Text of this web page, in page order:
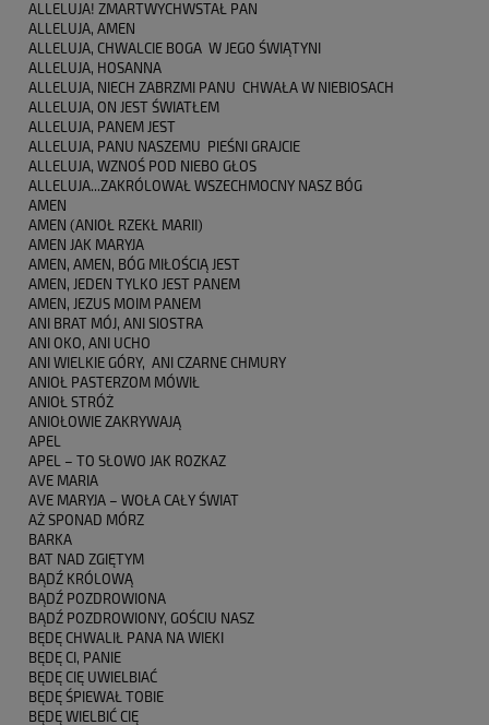
ALLELUJA! ZMARTWYCHWSTAŁ PAN
ALLELUJA, AMEN
ALLELUJA, CHWALCIE BOGA W JEGO ŚWIĄTYNI
ALLELUJA, HOSANNA
ALLELUJA, NIECH ZABRZMI PANU CHWAŁA W NIEBIOSACH
ALLELUJA, ON JEST ŚWIATŁEM
ALLELUJA, PANEM JEST
ALLELUJA, PANU NASZEMU PIEŚNI GRAJCIE
ALLELUJA, WZNOŚ POD NIEBO GŁOS
ALLELUJA...ZAKRÓLOWAŁ WSZECHMOCNY NASZ BÓG
AMEN
AMEN (ANIOŁ RZEKŁ MARII)
AMEN JAK MARYJA
AMEN, AMEN, BÓG MIŁOŚCIĄ JEST
AMEN, JEDEN TYLKO JEST PANEM
AMEN, JEZUS MOIM PANEM
ANI BRAT MÓJ, ANI SIOSTRA
ANI OKO, ANI UCHO
ANI WIELKIE GÓRY, ANI CZARNE CHMURY
ANIOŁ PASTERZOM MÓWIŁ
ANIOŁ STRÓŻ
ANIOŁOWIE ZAKRYWAJĄ
APEL
APEL – TO SŁOWO JAK ROZKAZ
AVE MARIA
AVE MARYJA – WOŁA CAŁY ŚWIAT
AŻ SPONAD MÓRZ
BARKA
BAT NAD ZGIĘTYM
BĄDŹ KRÓLOWĄ
BĄDŹ POZDROWIONA
BĄDŹ POZDROWIONY, GOŚCIU NASZ
BĘDĘ CHWALIŁ PANA NA WIEKI
BĘDĘ CI, PANIE
BĘDĘ CIĘ UWIELBIAĆ
BĘDĘ ŚPIEWAŁ TOBIE
BĘDĘ WIELBIĆ CIĘ